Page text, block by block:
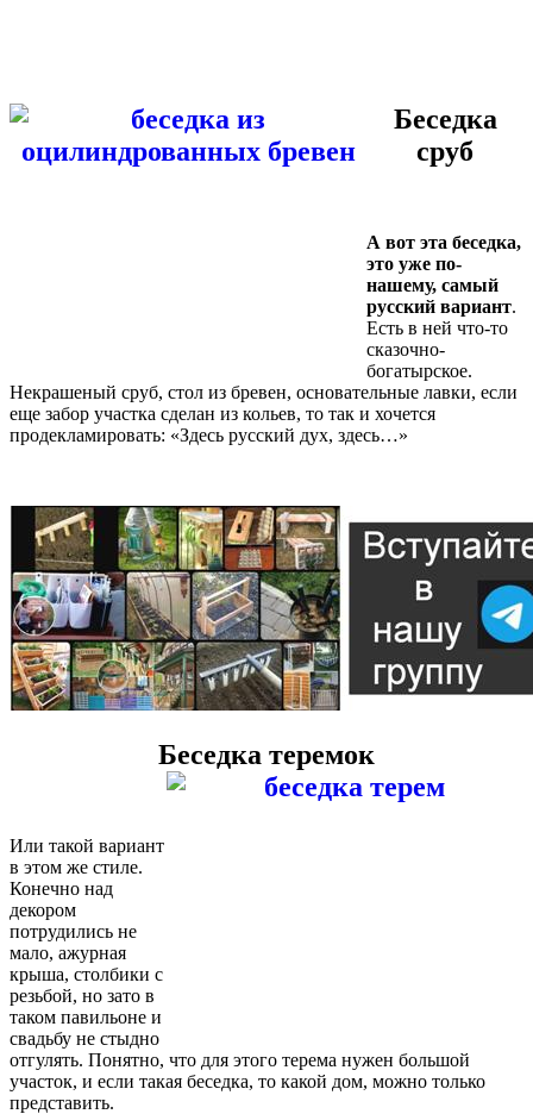
Беседка
сруб
А вот эта беседка,
это уже по-
нашему, самый
русский вариант.
Есть в ней что-то
сказочно-
богатырское.
Некрашеный сруб, стол из бревен, основательные лавки, если
еще забор участка сделан из кольев, то так и хочется
продекламировать: «Здесь русский дух, здесь…»
Беседка теремок
Или такой вариант
в этом же стиле.
Конечно над
декором
потрудились не
мало, ажурная
крыша, столбики с
резьбой, но зато в
таком павильоне и
свадьбу не стыдно
отгулять. Понятно, что для этого терема нужен большой
участок, и если такая беседка, то какой дом, можно только
представить.